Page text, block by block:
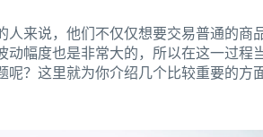
人来说，他们不仅仅想要交易普通的商
动幅度也是非常大的，所以在这一过程
？这里就为你介绍几个比较重要的方面